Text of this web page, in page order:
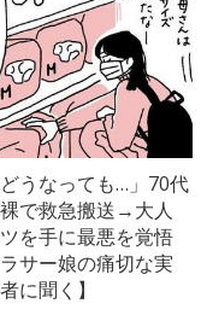
どうなっても…」70代
で救急搬送→大人
を手に最悪を覚悟
サー娘の痛切な実
に聞く】